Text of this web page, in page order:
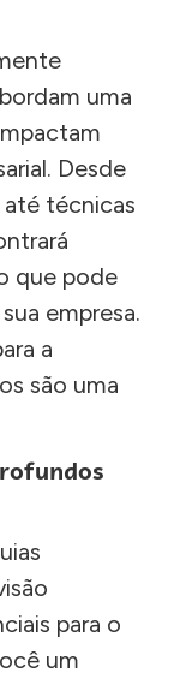
uma
Desde
técnicas
que pode
empresa.
a
são uma
para o
um